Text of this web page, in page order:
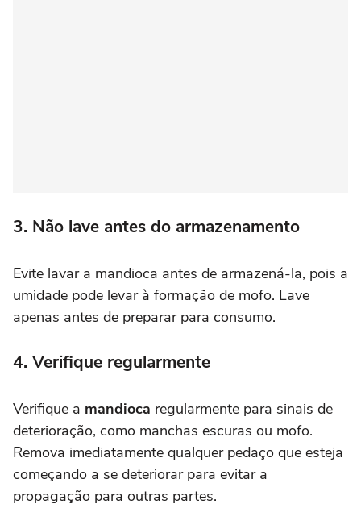
3. Não lave antes do armazenamento
Evite lavar a mandioca antes de armazená-la, pois a
umidade pode levar à formação de mofo. Lave
apenas antes de preparar para consumo.
4. Verifique regularmente
Verifique a mandioca regularmente para sinais de
deterioração, como manchas escuras ou mofo.
Remova imediatamente qualquer pedaço que esteja
começando a se deteriorar para evitar a
propagação para outras partes.